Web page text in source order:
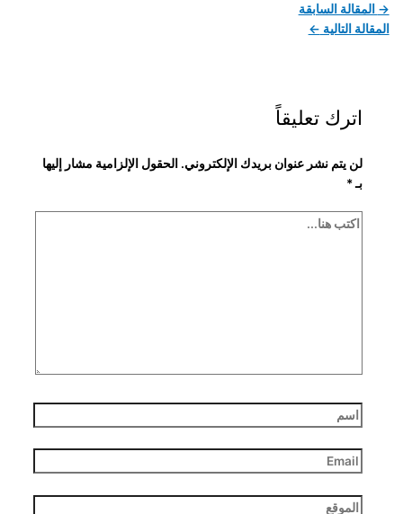
→ المقالة السابقة
المقالة التالية ←
اترك تعليقاً
لن يتم نشر عنوان بريدك الإلكتروني. الحقول الإلزامية مشار إليها
بـ*
اكتب
اسم
Email
الموقع